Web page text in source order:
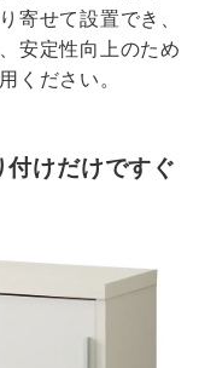
寄せて設置でき、
安定性向上のため
ください。
けだけですぐ